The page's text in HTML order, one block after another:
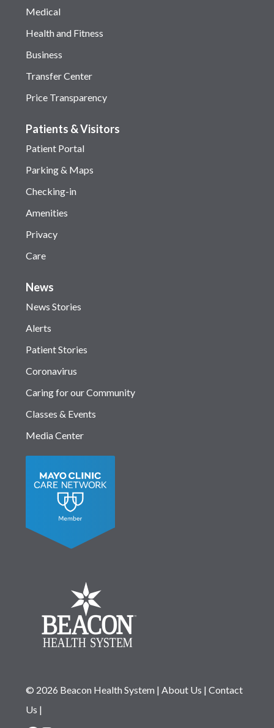
Medical
Health and Fitness
Business
Transfer Center
Price Transparency
Patients & Visitors
Patient Portal
Parking & Maps
Checking-in
Amenities
Privacy
Care
News
News Stories
Alerts
Patient Stories
Coronavirus
Caring for our Community
Classes & Events
Media Center
© 2026 Beacon Health System| About Us | Contact
Us |